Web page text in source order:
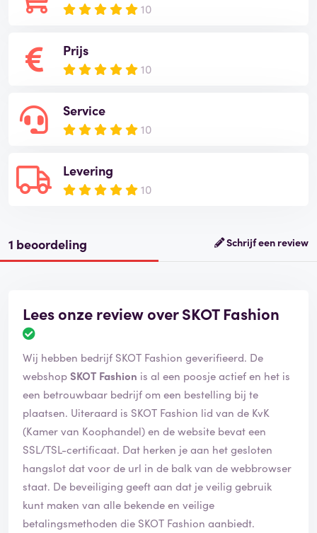
10
Prijs
10
Service
10
Levering
10
1 beoordeling Schrijf een review
Lees onze review over SKOT Fashion
B
o
o
r
d
e
l
i
n
i
s
g
Wij hebben bedrijf SKOT Fashion geverifieerd. De
webshopSKOT Fashion is al een poosje actief en het is
een betrouwbaar bedrijf om een bestelling bij te
plaatsen. Uiteraard is SKOT Fashion lid van de KvK
(Kamer van Koophandel) en de website bevat een
SSL/TSL-certificaat. Dat herken je aan het gesloten
hangslot dat voor de url in de balk van de webbrowser
staat. De beveiliging geeft aan dat je veilig gebruik
kunt maken van alle bekende en veilige
betalingsmethoden die SKOT Fashion aanbiedt.